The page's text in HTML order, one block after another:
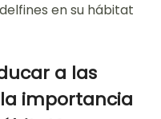
en su hábitat
a las
importancia